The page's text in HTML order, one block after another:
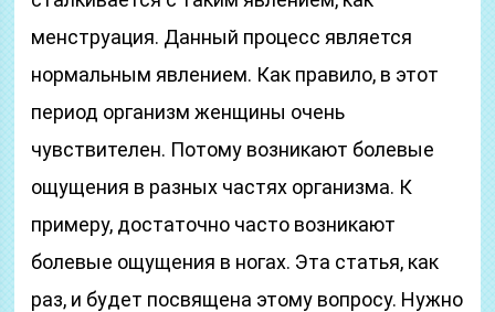
менструация. Данный процесс является
нормальным явлением. Как правило, в этот
период организм женщины очень
чувствителен. Потому возникают болевые
ощущения в разных частях организма. К
примеру, достаточно часто возникают
болевые ощущения в ногах. Эта статья, как
раз, и будет посвящена этому вопросу. Нужно